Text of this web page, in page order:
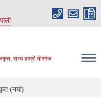
सभ्य हाम्रो वीरगंज
(नयां)